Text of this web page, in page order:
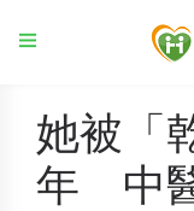
她被「
年 中醫